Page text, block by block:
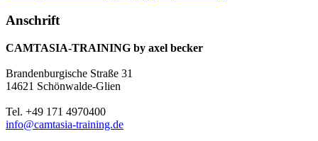
Anschrift
CAMTASIA-TRAINING by axel becker
Brandenburgische Straße 31
14621 Schönwalde-Glien
Tel. +49 171 4970400
info@camtasia-training.de